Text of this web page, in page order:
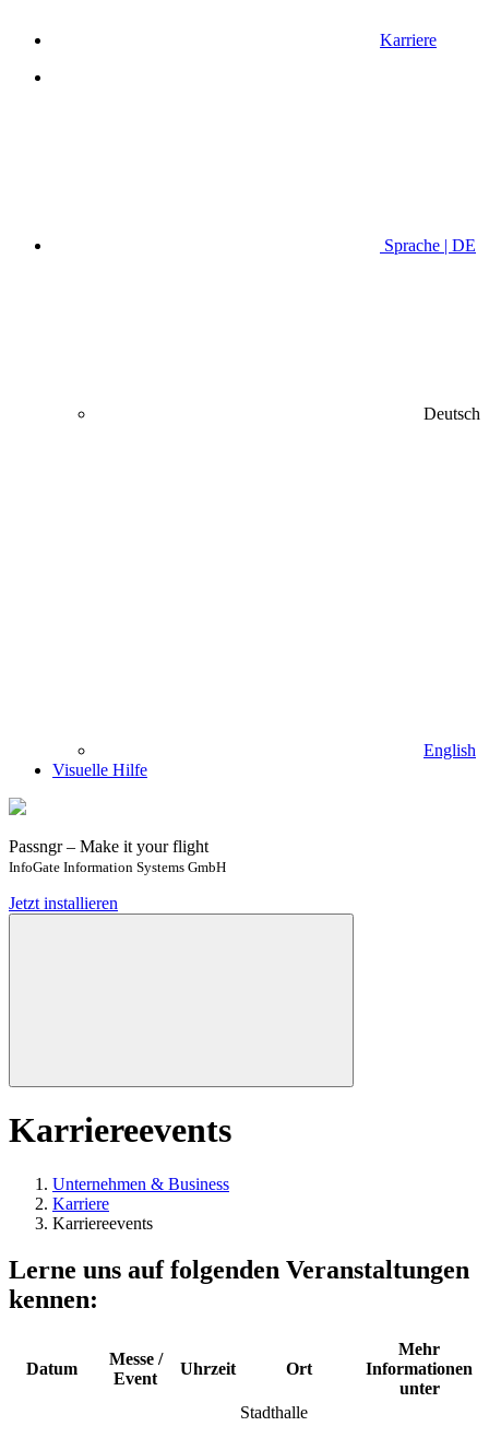
Karriere
Sprache | DE
Deutsch
English
Visuelle Hilfe
Passngr – Make it your flight
InfoGate Information Systems GmbH
Jetzt installieren
Karriereevents
Unternehmen & Business
Karriere
Karriereevents
Lerne uns auf folgenden Veranstaltungen
kennen:
Datum
Messe /
Event
Uhrzeit Ort
Mehr
Informationen
unter
Stadthalle